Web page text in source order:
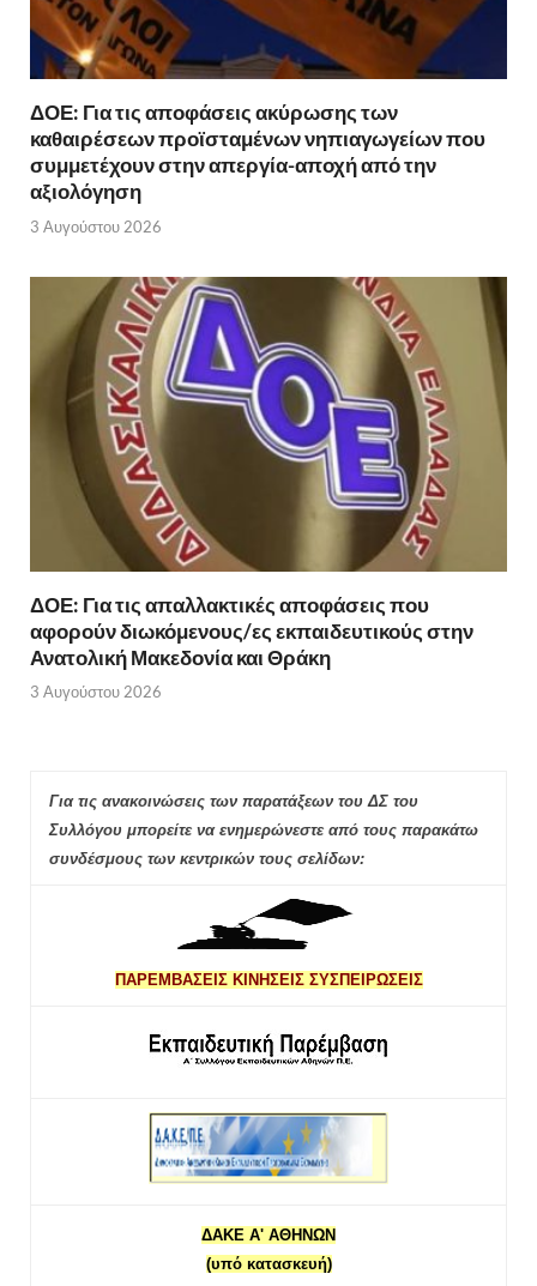
ΔΟΕ: Για τις αποφάσεις ακύρωσης των
καθαιρέσεων προϊσταμένων νηπιαγωγείων που
συμμετέχουν στην απεργία-αποχή από την
αξιολόγηση
3 Αυγούστου 2026
ΔΟΕ: Για τις απαλλακτικές αποφάσεις που
αφορούν διωκόμενους/ες εκπαιδευτικούς στην
Ανατολική Μακεδονία και Θράκη
3 Αυγούστου 2026
Για τις ανακοινώσεις των παρατάξεων του ΔΣ του
Συλλόγου μπορείτε να ενημερώνεστε από τους παρακάτω
συνδέσμους των κεντρικών τους σελίδων:
ΠΑΡΕΜΒΑΣΕΙΣ ΚΙΝΗΣΕΙΣ ΣΥΣΠΕΙΡΩΣΕΙΣ
ΔΑΚΕ Α' ΑΘΗΝΩΝ
(υπό κατασκευή)